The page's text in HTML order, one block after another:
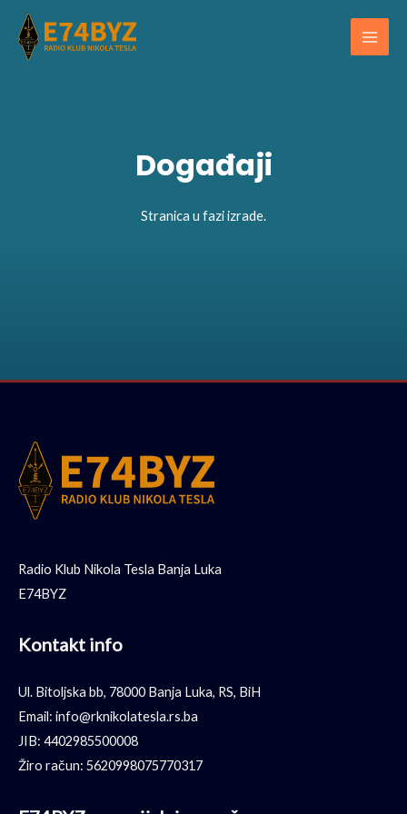
content
Main
Događaji
Stranica u fazi izrade.
Radio Klub Nikola Tesla Banja Luka
E74BYZ
Kontakt info
Ul. Bitoljska bb, 78000 Banja Luka, RS, BiH
Email: info@rknikolatesla.rs.ba
JIB: 4402985500008
Žiro račun: 5620998075770317